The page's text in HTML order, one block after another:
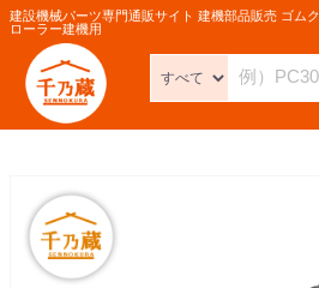
建設機械パーツ専門通販サイト 建機部品販売 ゴムク
ローラー建機用